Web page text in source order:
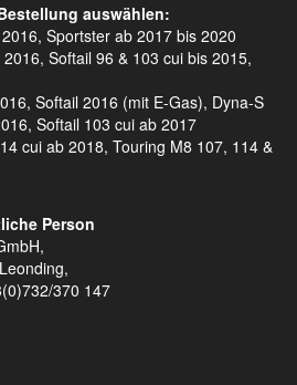
auswählen:
Sportster ab 2017 bis 2020
Softail 96 & 103 cui bis 2015,
Softail 2016 (mit E-Gas), Dyna-S
Softail 103 cui ab 2017
cui ab 2018, Touring M8 107, 114 &
Person
370 147